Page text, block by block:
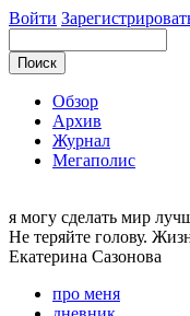
Войти
Обзор
Архив
Журнал
Мегаполис
я могу сделать мир
Не теряйте голову.
Екатерина Сазонова
про меня